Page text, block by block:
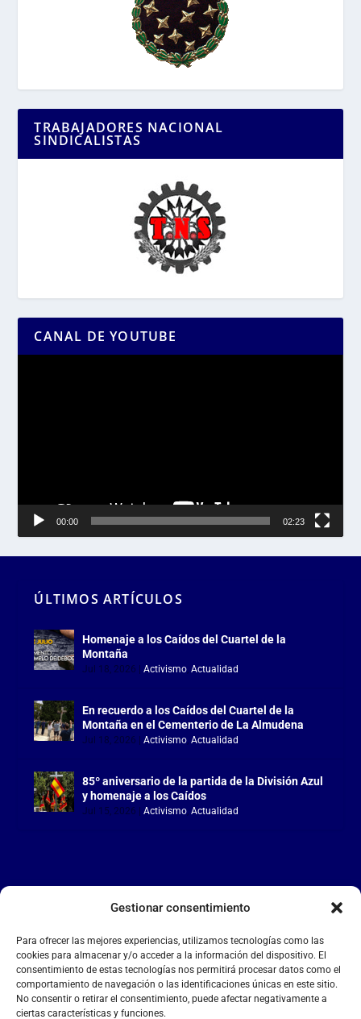
Gestionar consentimiento
Para ofrecer las mejores experiencias, utilizamos tecnologías como las
cookies para almacenar y/o acceder a la información del dispositivo. El
consentimiento de estas tecnologías nos permitirá procesar datos como el
comportamiento de navegación o las identificaciones únicas en este sitio.
No consentir o retirar el consentimiento, puede afectar negativamente a
ciertas características y funciones.
TRABAJADORES NACIONAL
SINDICALISTAS
CANAL DE YOUTUBE
00:00 02:23
ÚLTIMOS ARTÍCULOS
Homenaje a los Caídos del Cuartel de la
Montaña
Jul 18, 2026 |Activismo,Actualidad
En recuerdo a los Caídos del Cuartel de la
Montaña en el Cementerio de La Almudena
Jul 18, 2026 |Activismo,Actualidad
85º aniversario de la partida de la División Azul
y homenaje a los Caídos
Jul 15, 2026 |Activismo,Actualidad
LA FALANGE
Reproductor
de
vídeo